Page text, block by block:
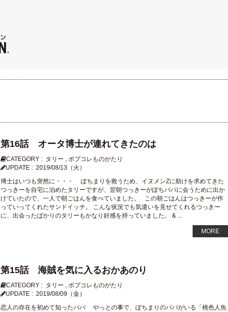
第16話 オータ博士が連れてきたのは
CATEGORY : タリー , ポプコレものがたり
UPDATE : 2019/08/13（火）
博士はいつも突然に・・・ ぽちまりを救うため、イヌメンZに助けを求めてきた
つっきーを自宅に泊めたタリーですが、翌朝つっきーがぽちパパに会うために出か
けていたので、一人で朝ごはんを食べていました。 この朝ごはんはつっきーが作
っていってくれたサンドイッチ。 こんな状況でも気遣いを見せてくれるつっきー
に、出会ったばかりのタリーもかなり好感を持っていました。 & ...
MORE
第15話 海賊を気に入るおかあのり
CATEGORY : タリー , ポプコレものがたり
UPDATE : 2019/08/09（金）
恋人の存在を初めて知ったパパ やっとの事で、ぽちまりのパパがいる「桃色人魚